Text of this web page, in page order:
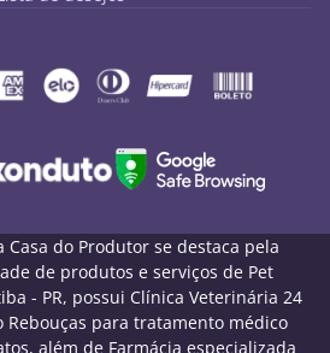
Casa do Produtor se destaca pela
de produtos e serviços de Pet
- PR, possui Clínica Veterinária 24
Rebouças para tratamento médico
além de Farmácia especializada